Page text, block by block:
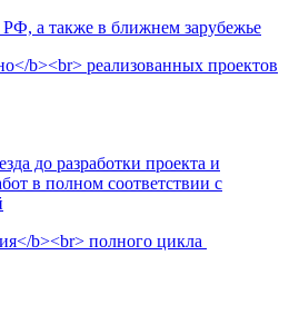
а также в ближнем зарубежье
до разработки проекта и
в полном соответствии с